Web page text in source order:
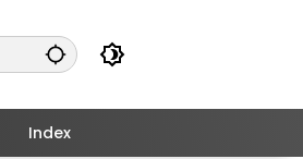
Index